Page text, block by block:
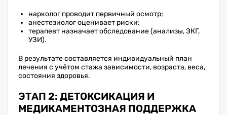
нарколог проводит первичный осмотр;
анестезиолог оценивает риски;
терапевт назначает обследование (анализы, ЭКГ,
УЗИ).
В результате составляется индивидуальный план
лечения с учётом стажа зависимости, возраста, веса,
состояния здоровья.
ЭТАП 2: ДЕТОКСИКАЦИЯ И
МЕДИКАМЕНТОЗНАЯ ПОДДЕРЖКА